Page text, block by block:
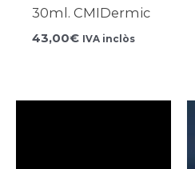
30ml. CMIDermic
43,00€ IVA inclòs